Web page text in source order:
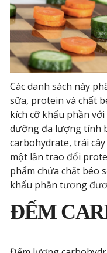
Các danh sách này
sữa, protein và chất
kích cỡ khẩu phần
dưỡng đa lượng tính
carbohydrate, trái
một lần trao đổi
phẩm chứa chất béo
khẩu phần tương
ĐẾM